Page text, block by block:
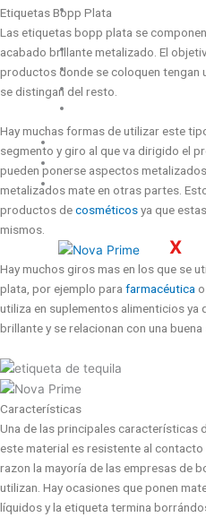
Etiquetas para
Farmacéutica
Etiquetas para
Etiquetas para
Etiquetas
Materiales
Servicios
Contacto
X
Etiquetas Bopp Plata
Las etiquetas bopp plata se
acabado brillante metalizado. El
productos donde se coloquen
se distingan del resto.
Hay muchas formas de utilizar este
segmento y giro al que va dirigido el
pueden ponerse aspectos
metalizados mate en otras partes.
productos decosméticosya que
mismos.
Hay muchos giros mas en los que se
plata, por ejemplo para farmacéutica
utiliza en suplementos alimenticios ya
brillante y se relacionan con una buena
Características
Una de las principales características
este material es resistente al
razon la mayoría de las empresas de
utilizan. Hay ocasiones que ponen
líquidos y la etiqueta termina